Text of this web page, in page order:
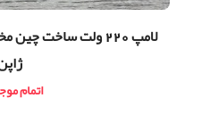
لامپ 220 ولت ساخت
اتمام